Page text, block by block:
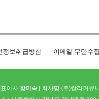
정보취급방침 이메일 무단수
이사 함미숙 | 회사명 (주)칼라커뮤